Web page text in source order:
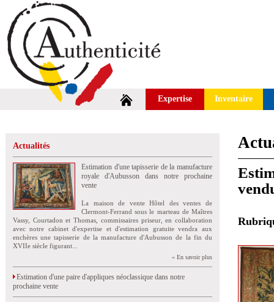
Expertise Inventaire
Actualités
Estimation d'une tapisserie de la manufacture
royale d'Aubusson dans notre prochaine
vente
La maison de vente Hôtel des ventes de
Clermont-Ferrand sous le marteau de Maîtres
Vassy, Courtadon et Thomas, commissaires priseur, en collaboration
avec notre cabinet d'expertise et d'estimation gratuite vendra aux
enchères une tapisserie de la manufacture d'Aubusson de la fin du
XVIIe siècle figurant...
» En savoir plus
Estimation d'une paire d'appliques néoclassique dans notre
prochaine vente